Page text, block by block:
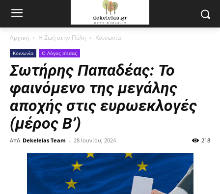
Αρχική Η Ζωή στην Πόλη Κοινωνία
Κοινωνία Ο Λόγος σ'εσας
Σωτήρης Παπαδέας: Το
φαινόμενο της μεγάλης
αποχής στις ευρωεκλογές
(μέρος B’)
Από Dekeleias Team - 28 Ιουνίου, 2024 218